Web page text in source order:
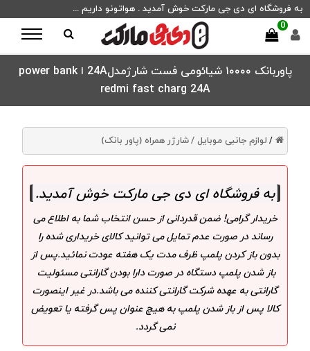
به فروشگاه ای دی جی مارکت خوش آمدید . هواتونو داریم ...
0
پاوربانک ۱۰۰۰۰ شیائومی فست شارژمدل24A ا power bank
redmi fast charg 24A
/ لوازم جانبی موبایل /شارژر همراه (پاور بانک)
به فروشگاه ای دی جی مارکت خوش آمدید.
خریدار گرامی! ضمن قدردانی از حسن انتخاب شما به اطلاع می
رساند در صورت عدم تمایل می توانید کالای خریداری شده را
بدون باز کردن پلمپ ظرف مدت یک هفته عودت نمائید.پس از
باز شدن پلمپ دستگاه در صورت دارا بودن گارانتی مسئولیت
گارانتی به عهده شرکت گارانتی کننده می باشد.در غیر اینصورت
کالا پس از باز شدن پلمپ به هیچ عنوان پس گرفته یا تعویض
نمی گردد.